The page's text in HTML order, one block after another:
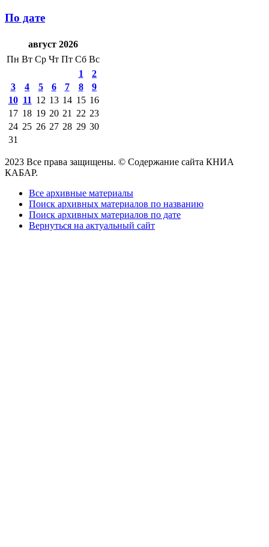
По дате
август 2026
Пн Вт Ср Чт Пт Сб Вс
1
2
3
4 5 6 7 8
9
10 11 12 13 14 15 16
17 18 19 20 21 22 23
24 25 26 27 28 29 30
31
2023 Все права защищены. © Содержание сайта КНИА
КАБАР.
Все архивные материалы
Поиск архивных материалов по названию
Поиск архивных материалов по дате
Вернуться на актуальный сайт